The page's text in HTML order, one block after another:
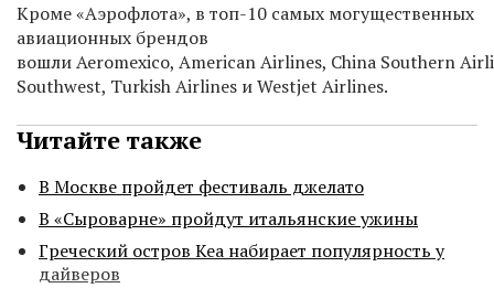
Кроме «Аэрофлота», в топ-10 самых могущественных
авиационных брендов
вошли Aeromexico, American Airlines, China Southern
Southwest, Turkish Airlines и Westjet Airlines.
Читайте также
В Москве пройдет фестиваль джелато
В «Сыроварне» пройдут итальянские ужины
Греческий остров Кеа набирает популярность у
дайверов